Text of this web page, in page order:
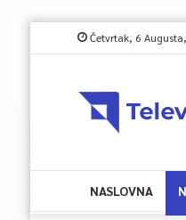
Četvrtak, 6
NASLOVNA